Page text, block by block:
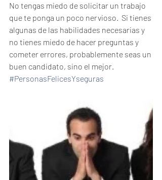
No tengas miedo de solicitar un trabajo
que te ponga un poco nervioso.  Si tienes
algunas de las habilidades necesarias y
no tienes miedo de hacer preguntas y
cometer errores, probablemente seas un
buen candidato, sino el mejor.
#PersonasFelicesYseguras